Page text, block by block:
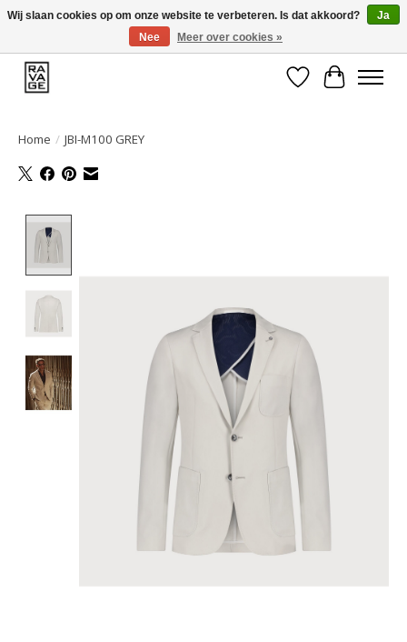
EEN GROOT ASSORTIMENT VAN TOP MERKEN!
Verlanglijst
Home / JBI-M100 GREY
Wij slaan cookies op om onze website te verbeteren. Is dat akkoord?
Ja
Nee
Meer over cookies »